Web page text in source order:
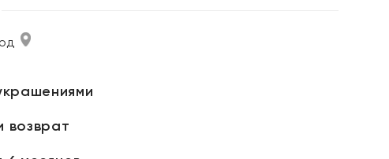
возврат